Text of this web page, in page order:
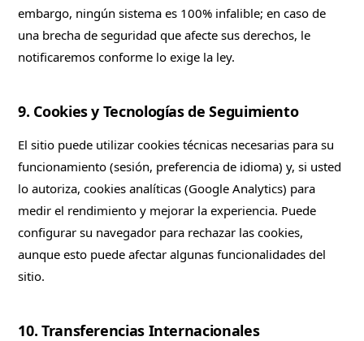
embargo, ningún sistema es 100% infalible; en caso de
una brecha de seguridad que afecte sus derechos, le
notificaremos conforme lo exige la ley.
9. Cookies y Tecnologías de Seguimiento
El sitio puede utilizar cookies técnicas necesarias para su
funcionamiento (sesión, preferencia de idioma) y, si usted
lo autoriza, cookies analíticas (Google Analytics) para
medir el rendimiento y mejorar la experiencia. Puede
configurar su navegador para rechazar las cookies,
aunque esto puede afectar algunas funcionalidades del
sitio.
10. Transferencias Internacionales